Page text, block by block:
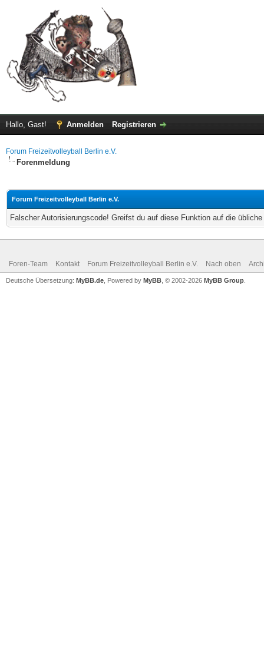
Hallo, Gast! Anmelden Registrieren
Forum Freizeitvolleyball Berlin e.V.
Forenmeldung
Forum Freizeitvolleyball Berlin e.V.
Falscher Autorisierungscode! Greifst du auf diese Funktion auf die
Foren-Team Kontakt Forum Freizeitvolleyball Berlin e.V. Nach oben
Deutsche Übersetzung: MyBB.de , Powered by MyBB , © 2002-2026 MyBB Group